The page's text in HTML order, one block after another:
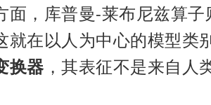
面，库普曼-莱布尼兹算
就在以人为中心的模型类
换器 ，其表征不是来自